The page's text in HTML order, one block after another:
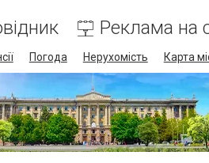
Реклама на
Погода Нерухомість Карта